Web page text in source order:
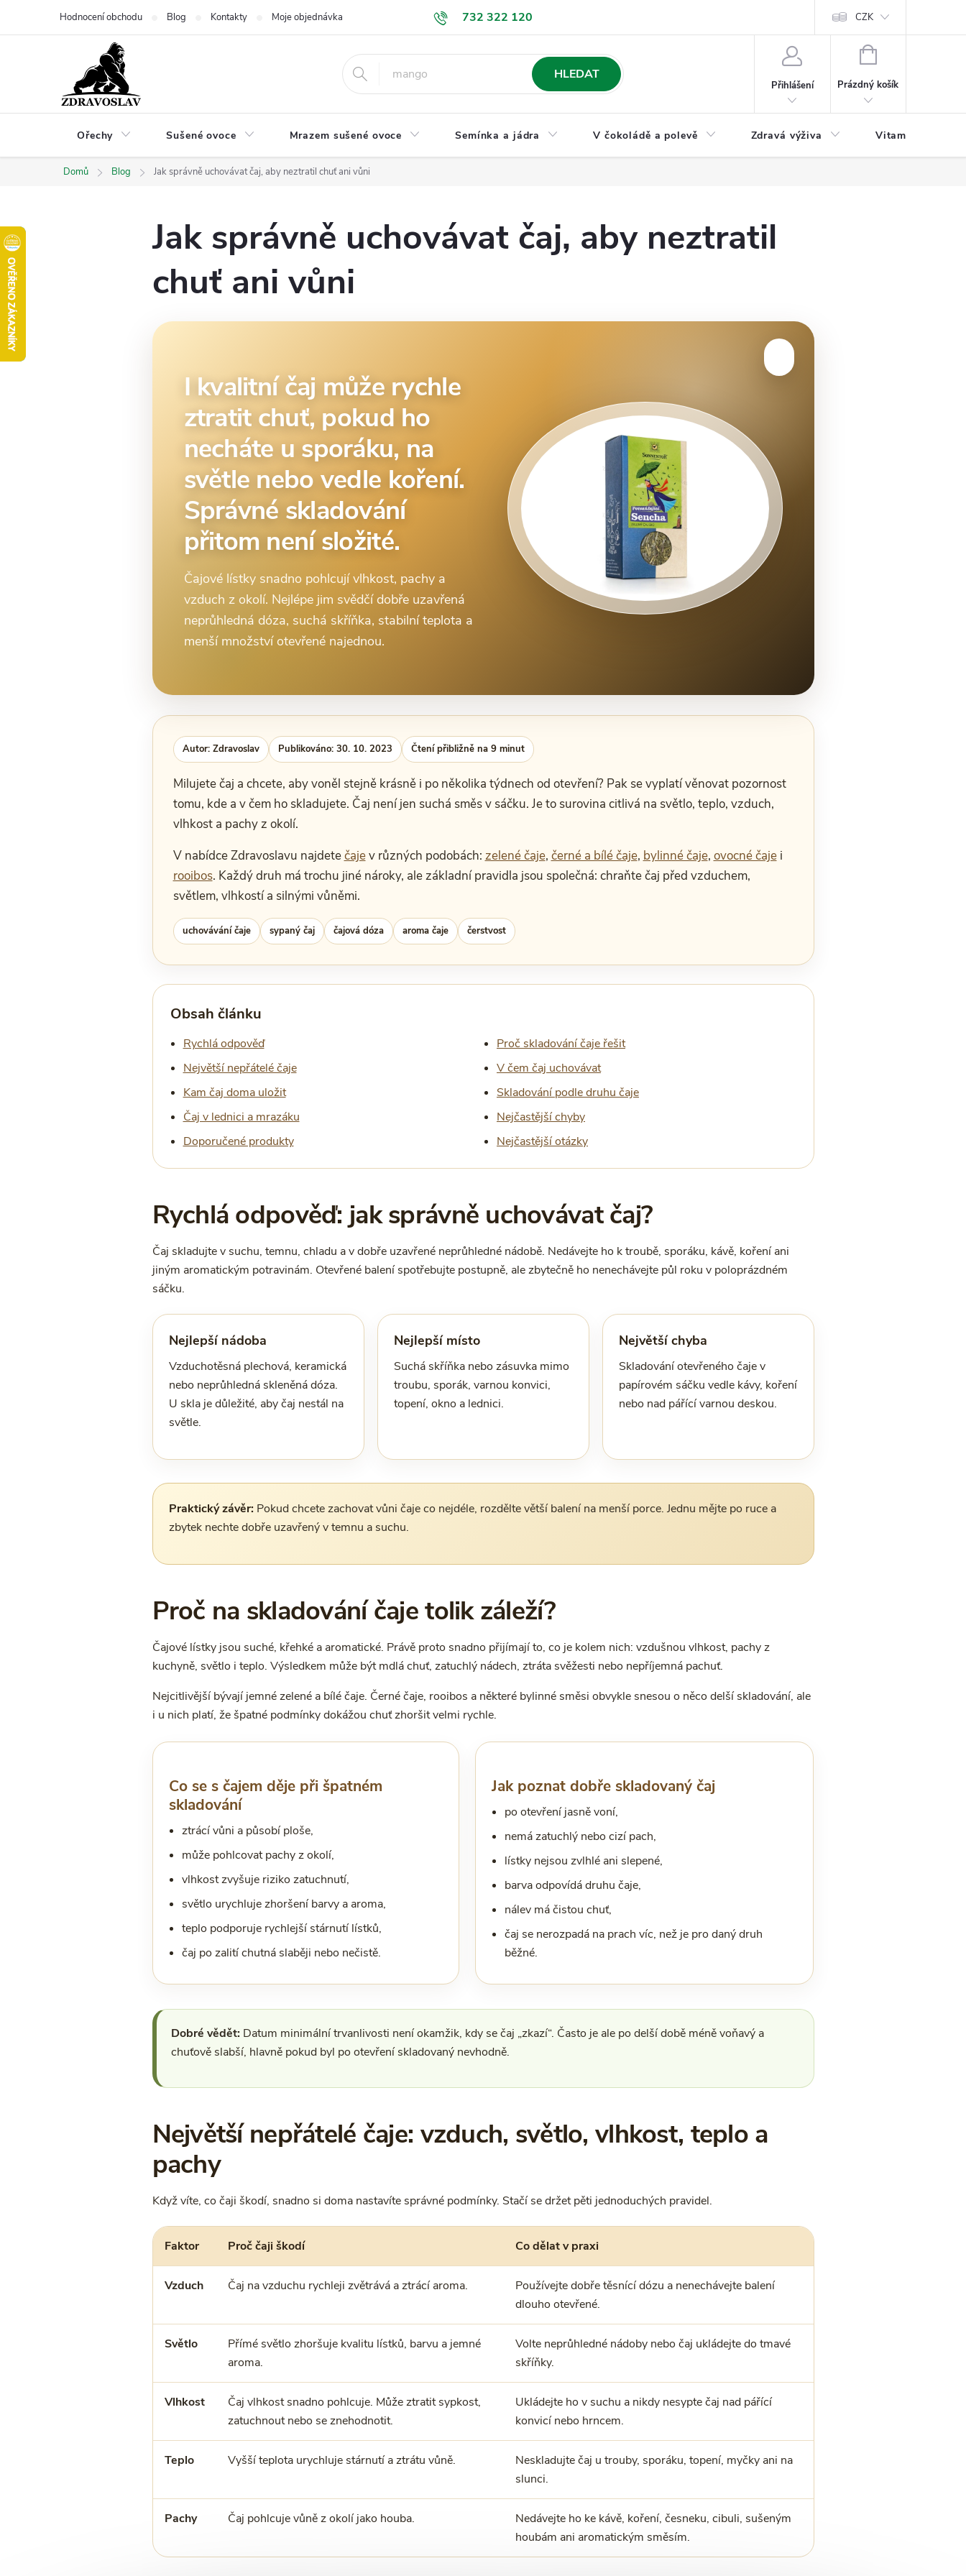
732 322 120
Hodnocení obchodu Blog Kontakty Moje objednávka GDPR a ochrana osobních údajů Jak nakupovat Formulář pro odstoupení od
CZK
HLEDAT
Přihlášení
NÁKUPNÍ
Prázdný košík
Ořechy Sušené ovoce Mrazem sušené ovoce Semínka a jádra V čokoládě a polevě Zdravá výživa Vitamíny a
Domů Blog Jak správně uchovávat čaj, aby neztratil chuť ani vůni
Jak správně uchovávat čaj, aby neztratil
chuť ani vůni
I kvalitní čaj může rychle
ztratit chuť, pokud ho
necháte u sporáku, na
světle nebo vedle koření.
Správné skladování
přitom není složité.
Čajové lístky snadno pohlcují vlhkost, pachy a
vzduch z okolí. Nejlépe jim svědčí dobře uzavřená
neprůhledná dóza, suchá skříňka, stabilní teplota a
menší množství otevřené najednou.
Autor: Zdravoslav Publikováno: 30. 10. 2023 Čtení přibližně na 9 minut
Milujete čaj a chcete, aby voněl stejně krásně i po několika týdnech od otevření? Pak se vyplatí věnovat pozornost
tomu, kde a v čem ho skladujete. Čaj není jen suchá směs v sáčku. Je to surovina citlivá na světlo, teplo, vzduch,
vlhkost a pachy z okolí.
V nabídce Zdravoslavu najdetečajev různých podobách: zelené čaje, černé a bílé čaje, bylinné čaje, ovocné čajei
rooibos. Každý druh má trochu jiné nároky, ale základní pravidla jsou společná: chraňte čaj před vzduchem,
světlem, vlhkostí a silnými vůněmi.
uchovávání čaje sypaný čaj čajová dóza aroma čaje čerstvost
Obsah článku
Rychlá odpověď
Proč skladování čaje řešit
Největší nepřátelé čaje
V čem čaj uchovávat
Kam čaj doma uložit
Skladování podle druhu čaje
Čaj v lednici a mrazáku
Nejčastější chyby
Doporučené produkty
Nejčastější otázky
Rychlá odpověď: jak správně uchovávat čaj?
Čaj skladujte v suchu, temnu, chladu a v dobře uzavřené neprůhledné nádobě. Nedávejte ho k troubě, sporáku, kávě, koření ani
jiným aromatickým potravinám. Otevřené balení spotřebujte postupně, ale zbytečně ho nenechávejte půl roku v poloprázdném
sáčku.
Nejlepší nádoba
Vzduchotěsná plechová, keramická
nebo neprůhledná skleněná dóza.
U skla je důležité, aby čaj nestál na
světle.
Nejlepší místo
Suchá skříňka nebo zásuvka mimo
troubu, sporák, varnou konvici,
topení, okno a lednici.
Největší chyba
Skladování otevřeného čaje v
papírovém sáčku vedle kávy, koření
nebo nad pářící varnou deskou.
Praktický závěr:Pokud chcete zachovat vůni čaje co nejdéle, rozdělte větší balení na menší porce. Jednu mějte po ruce a
zbytek nechte dobře uzavřený v temnu a suchu.
Proč na skladování čaje tolik záleží?
Čajové lístky jsou suché, křehké a aromatické. Právě proto snadno přijímají to, co je kolem nich: vzdušnou vlhkost, pachy z
kuchyně, světlo i teplo. Výsledkem může být mdlá chuť, zatuchlý nádech, ztráta svěžesti nebo nepříjemná pachuť.
Nejcitlivější bývají jemné zelené a bílé čaje. Černé čaje, rooibos a některé bylinné směsi obvykle snesou o něco delší skladování, ale
i u nich platí, že špatné podmínky dokážou chuť zhoršit velmi rychle.
Co se s čajem děje při špatném
skladování
ztrácí vůni a působí ploše,
může pohlcovat pachy z okolí,
vlhkost zvyšuje riziko zatuchnutí,
světlo urychluje zhoršení barvy a aroma,
teplo podporuje rychlejší stárnutí lístků,
čaj po zalití chutná slaběji nebo nečistě.
Jak poznat dobře skladovaný čaj
po otevření jasně voní,
nemá zatuchlý nebo cizí pach,
lístky nejsou zvlhlé ani slepené,
barva odpovídá druhu čaje,
nálev má čistou chuť,
čaj se nerozpadá na prach víc, než je pro daný druh
běžné.
Dobré vědět:Datum minimální trvanlivosti není okamžik, kdy se čaj „zkazí“. Často je ale po delší době méně voňavý a
chuťově slabší, hlavně pokud byl po otevření skladovaný nevhodně.
Největší nepřátelé čaje: vzduch, světlo, vlhkost, teplo a
pachy
Když víte, co čaji škodí, snadno si doma nastavíte správné podmínky. Stačí se držet pěti jednoduchých pravidel.
Faktor Proč čaji škodí Co dělat v praxi
Vzduch Čaj na vzduchu rychleji zvětrává a ztrácí aroma.
Používejte dobře těsnící dózu a nenechávejte balení
dlouho otevřené.
Světlo
Přímé světlo zhoršuje kvalitu lístků, barvu a jemné
aroma.
Volte neprůhledné nádoby nebo čaj ukládejte do tmavé
skříňky.
Vlhkost
Čaj vlhkost snadno pohlcuje. Může ztratit sypkost,
zatuchnout nebo se znehodnotit.
Ukládejte ho v suchu a nikdy nesypte čaj nad pářící
konvicí nebo hrncem.
Teplo Vyšší teplota urychluje stárnutí a ztrátu vůně.
Neskladujte čaj u trouby, sporáku, topení, myčky ani na
slunci.
Pachy Čaj pohlcuje vůně z okolí jako houba.
Nedávejte ho ke kávě, koření, česneku, cibuli, sušeným
houbám ani aromatickým směsím.